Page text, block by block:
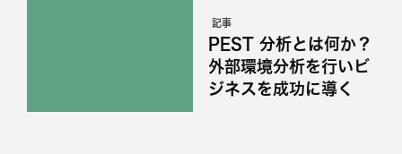
記事
PEST 分析とは何か？
外部環境分析を行いビ
ジネスを成功に導く